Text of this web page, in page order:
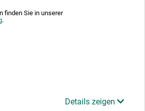
finden Sie in unserer
.
Details zeigen